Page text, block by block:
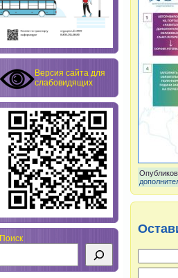
Версия сайта для
слабовидящих
Поиск